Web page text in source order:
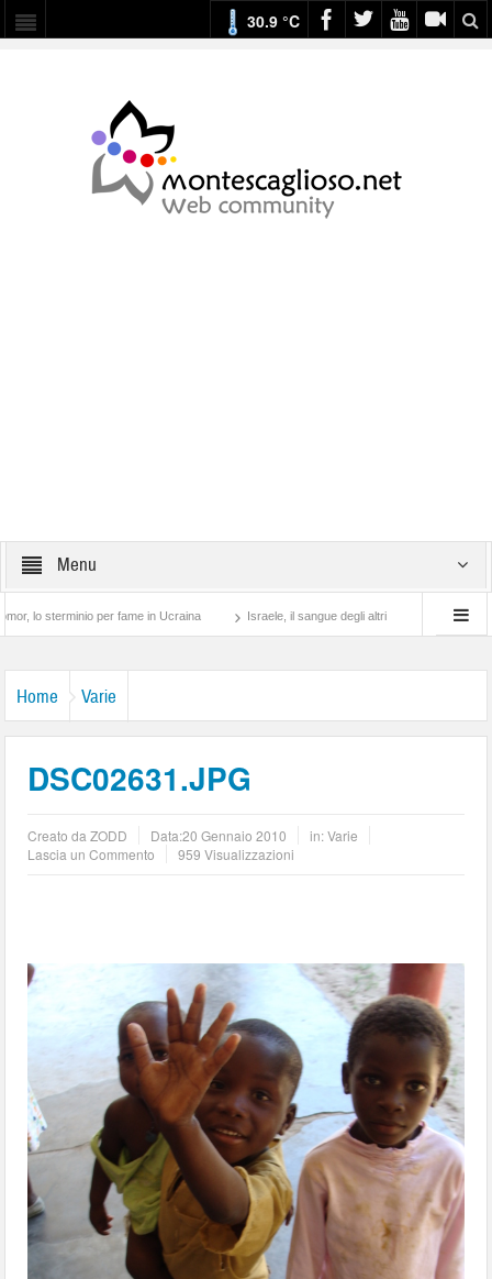
30.9 °C
Menu
per fame in Ucraina Israele, il sangue degli altri Lotta di classe… tra
Home Varie
DSC02631.JPG
Creato daZODD Data:20 Gennaio 2010 in:Varie
Lascia un Commento
959 Visualizzazioni